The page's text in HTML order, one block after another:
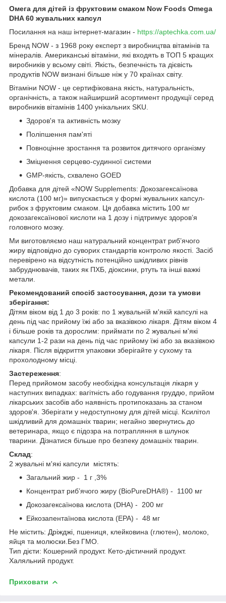
Омега для дітей із фруктовим смаком Now Foods Omega
DHA 60 жувальних капсул
Посилання на наш інтернет-магазин - https://aptechka.com.ua/
Бренд NOW - з 1968 року експерт з виробництва вітамінів та
мінералів. Американські вітаміни, які входять в ТОП 5 кращих
виробників у всьому світі. Якість, безпечність та дієвість
продуктів NOW визнані більше ніж у 70 країнах світу.
Вітаміни NOW - це сертифікована якість, натуральність,
органічність, а також найширший асортимент продукції серед
виробників вітамінів 1400 унікальних SKU.
Здоров'я та активність мозку
Поліпшення пам'яті
Повноцінне зростання та розвиток дитячого організму
Зміцнення серцево-судинної системи
GMP-якість, схвалено GOED
Добавка для дітей «NOW Supplements: Докозагексаїнова
кислота (100 мг)» випускається у формі жувальних капсул-
рибок з фруктовим смаком. Ця добавка містить 100 мг
докозагексаїнової кислоти на 1 дозу і підтримує здоров’я
головного мозку.
Ми виготовляємо наш натуральний концентрат риб’ячого
жиру відповідно до суворих стандартів контролю якості. Засіб
перевірено на відсутність потенційно шкідливих рівнів
забруднювачів, таких як ПХБ, діоксини, ртуть та інші важкі
метали.
Рекомендований спосіб застосування, дози та умови
зберігання:
Дітям віком від 1 до 3 років: по 1 жувальній м'якій капсулі на
день під час прийому їжі або за вказівкою лікаря. Дітям віком 4
і більше років та дорослим: приймати по 2 жувальні м'які
капсули 1-2 рази на день під час прийому їжі або за вказівкою
лікаря. Після відкриття упаковки зберігайте у сухому та
прохолодному місці.
Застереження:
Перед прийомом засобу необхідна консультація лікаря у
наступних випадках: вагітність або годування груддю, прийом
лікарських засобів або наявність протипоказань за станом
здоров'я. Зберігати у недоступному для дітей місці. Ксилітол
шкідливий для домашніх тварин; негайно звернутись до
ветеринара, якщо є підозра на потрапляння в шлунок
тварини. Дізнатися більше про безпеку домашніх тварин.
Склад:
2 жувальні м'які капсули містять:
Загальний жир - 1 г ,3%
Концентрат риб’ячого жиру (BioPureDHA®) - 1100 мг
Докозагексаїнова кислота (DHA) - 200 мг
Ейкозапентаїнова кислота (EPA) - 48 мг
Не містить: Дріжджі, пшениця, клейковина (глютен), молоко,
яйця та молюски.Без ГМО.
Тип дієти: Кошерний продукт. Кето-дієтичний продукт.
Халяльний продукт.
Приховати